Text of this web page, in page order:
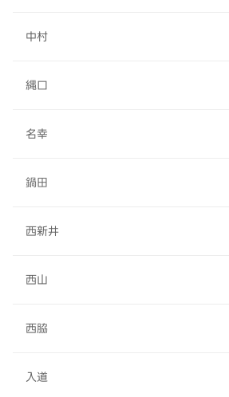
中村
縄口
名幸
鍋田
西新井
西山
西脇
入道